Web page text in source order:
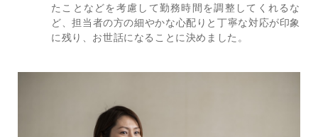
たことなどを考慮して勤務時間を調整してくれるな
ど、担当者の方の細やかな心配りと丁寧な対応が印象
に残り、お世話になることに決めました。